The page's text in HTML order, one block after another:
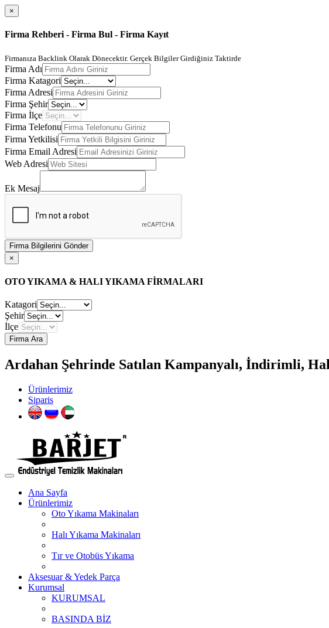
×
Firma Rehberi - Firma Bul - Firma Kayıt
Firmanıza Backlink Olarak Dönecektir. Gerçek Bilgiler Girdiğiniz Taktirde
Firma Adı
Firma Katagori
Firma Adresi
Firma Şehir
Firma İlçe
Firma Telefonu
Firma Yetkilisi
Firma Email Adresi
Web Adresi
Ek Mesaj
Firma Bilgilerini Gönder
×
OTO YIKAMA & HALI YIKAMA FİRMALARI
Katagori
Şehir
İlçe
Firma Ara
Ardahan Şehrinde Satılan Kampanyalı, İndirimli,
Ürünlerimiz
Siparis
Ana Sayfa
Ürünlerimiz
Oto Yıkama Makinaları
Halı Yıkama Makinaları
Tır ve Otobüs Yıkama
Aksesuar & Yedek Parça
Kurumsal
KURUMSAL
BASINDA BİZ